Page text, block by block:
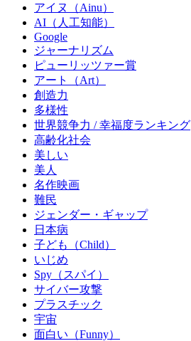
アイヌ（Ainu）
AI（人工知能）
Google
ジャーナリズム
ピューリッツァー賞
アート（Art）
創造力
多様性
世界競争力 / 幸福度ランキング
高齢化社会
美しい
美人
名作映画
難民
ジェンダー・ギャップ
日本病
子ども（Child）
いじめ
Spy（スパイ）
サイバー攻撃
プラスチック
宇宙
面白い（Funny）